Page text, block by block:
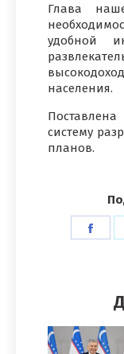
Глава
удобной
населения.
Поставлена
систему
планов.